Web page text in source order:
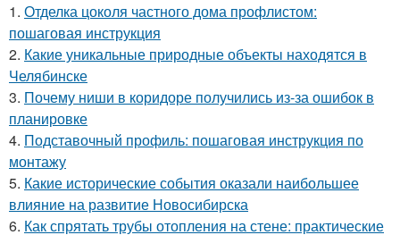
1. Отделка цоколя частного дома профлистом:
пошаговая инструкция
2. Какие уникальные природные объекты находятся в
Челябинске
3. Почему ниши в коридоре получились из-за ошибок в
планировке
4. Подставочный профиль: пошаговая инструкция по
монтажу
5. Какие исторические события оказали наибольшее
влияние на развитие Новосибирска
6. Как спрятать трубы отопления на стене: практические